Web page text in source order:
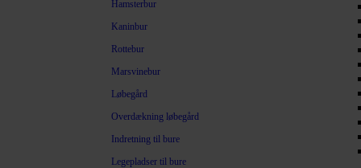
Hamsterbur
Kaninbur
Rottebur
Marsvinebur
Løbegård
Overdækning løbegård
Indretning til bure
Legepladser til bure